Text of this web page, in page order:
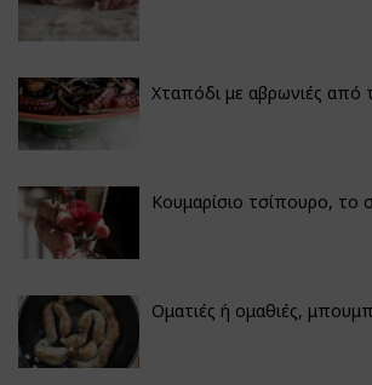
Χταπόδι με αβρωνιές από
Κουμαρίσιο τσίπουρο, το
Οματιές ή ομαθιές,